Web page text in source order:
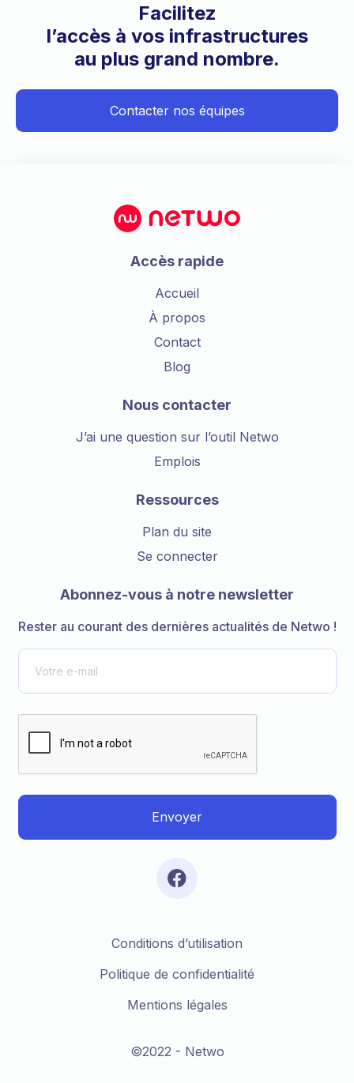
Facilitez
l’accès à vos infrastructures
au plus grand nombre.
Contacter nos équipes
Accès rapide
Accueil
À propos
Contact
Blog
Nous contacter
J’ai une question sur l’outil Netwo
Emplois
Ressources
Plan du site
Se connecter
Abonnez-vous à notre newsletter
Rester au courant des dernières actualités de Netwo !
Conditions d’utilisation
Politique de confidentialité
Mentions légales
©2022 - Netwo